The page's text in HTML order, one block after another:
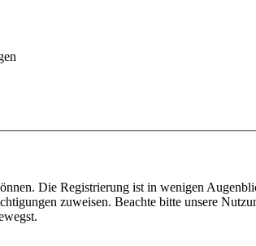
Die Registrierung ist in wenigen
zuweisen. Beachte bitte unsere